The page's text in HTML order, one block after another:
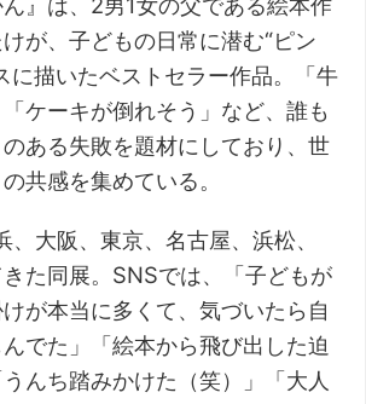
が、子どもの日常に潜む“ピン
に描いたベストセラー作品。「牛
ケーキが倒れそう」など、誰も
ある失敗を題材にしており、世
共感を集めている。
大阪、東京、名古屋、浜松、
た同展。SNSでは、「子どもが
が本当に多くて、気づいたら自
でた」「絵本から飛び出した迫
んち踏みかけた（笑）」「大人